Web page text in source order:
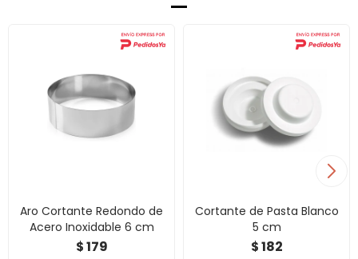
Aro Cortante Redondo de
Acero Inoxidable 6 cm
$179
Cortante de Pasta Blanco
5 cm
$182